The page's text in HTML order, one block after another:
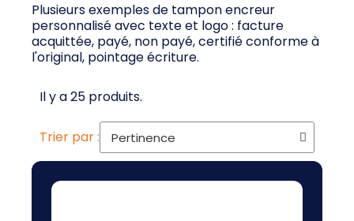
Plusieurs exemples de tampon encreur
personnalisé avec texte et logo : facture
acquittée, payé, non payé, certifié conforme à
l'original, pointage écriture.
Il y a 25 produits.
Trier par :